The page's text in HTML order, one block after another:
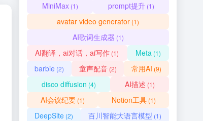
MiniMax(1) prompt提升(1)
avatar video generator (1)
AI歌词生成器 (1)
AI翻译，ai对话，ai写作 (1) Meta (1)
barbie (2) 童声配音(2) 常用AI (9)
disco diffusion (4) AI描述 (1)
AI会议纪要(1) Notion工具(1)
DeepSite (2) 百川智能大语言模型 (1)